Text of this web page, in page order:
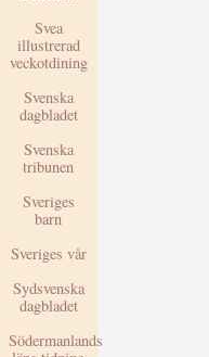
Svea
illustrerad
veckotdining
Svenska
dagbladet
Svenska
tribunen
Sveriges
barn
Sveriges vår
Sydsvenska
dagbladet
Södermanlands